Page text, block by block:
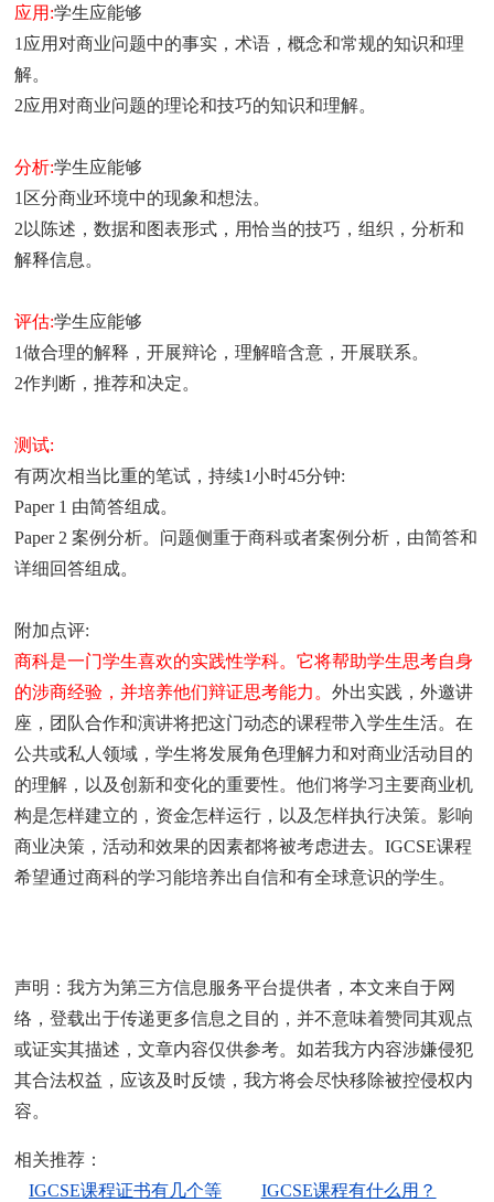
应用:学生应能够
1应用对商业问题中的事实，术语，概念和常规的知识和理
解。
2应用对商业问题的理论和技巧的知识和理解。
分析:学生应能够
1区分商业环境中的现象和想法。
2以陈述，数据和图表形式，用恰当的技巧，组织，分析和
解释信息。
评估:学生应能够
1做合理的解释，开展辩论，理解暗含意，开展联系。
2作判断，推荐和决定。
测试:
有两次相当比重的笔试，持续1小时45分钟:
Paper 1 由简答组成。
Paper 2 案例分析。问题侧重于商科或者案例分析，由简答和
详细回答组成。
附加点评:
商科是一门学生喜欢的实践性学科。它将帮助学生思考自身
的涉商经验，并培养他们辩证思考能力 。外出实践，外邀讲
座，团队合作和演讲将把这门动态的课程带入学生生活。在
公共或私人领域，学生将发展角色理解力和对商业活动目的
的理解，以及创新和变化的重要性。他们将学习主要商业机
构是怎样建立的，资金怎样运行，以及怎样执行决策。影响
商业决策，活动和效果的因素都将被考虑进去。IGCSE课程
希望通过商科的学习能培养出自信和有全球意识的学生。
声明：我方为第三方信息服务平台提供者，本文来自于网
络，登载出于传递更多信息之目的，并不意味着赞同其观点
或证实其描述，文章内容仅供参考。如若我方内容涉嫌侵犯
其合法权益，应该及时反馈，我方将会尽快移除被控侵权内
容。
相关推荐：
IGCSE课程证书有几个等
IGCSE课程有什么用？